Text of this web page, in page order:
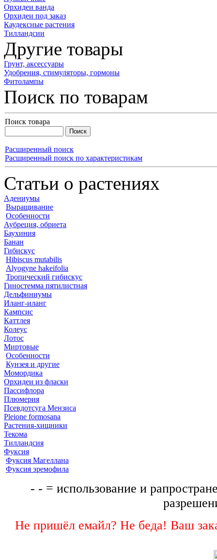
Орхидеи ванда
Орхидеи под заказ
Каудексные растения
Тилландсии
Другие товары
Грунт, аксессуары
Удобрения, стимуляторы, гормоны
Фитолампы
Поиск по товарам
Поиск товара
Расширенный поиск
Расширенный поиск по характеристикам
Статьи о растениях
Адениумы
Выращивание
Особенности
Аубреция, обриета
Баухиния
Банан
Гибискус
Hibiscus mutabilis
Alyogyne hakeifolia
Тропический гибискус
Гиностемма пятилистная
Дельфиниумы
Иланг-иланг
Кампсис
Каттлея
Колеус
Лотос
Миртовые
Особенности
Кунзея и другие
Момордика
Орхидеи из фласки
Пассифлора
Плюмерия
Псевдотсуга Мензиса
Pleione formosana
Растения-хищники
Текома
Тилландсия
Фуксия
Фуксия Магеллана
Фуксия эремофила
- - = использование и
Не пришёл емайл? Не беда! Ваш